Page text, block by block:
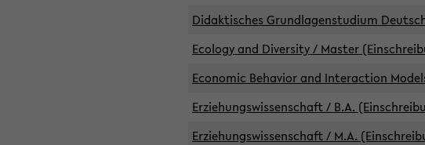
Didaktisches Grundlagenstudium
Ecology and Diversity / Master
Economic Behavior and Interaction
Erziehungswissenschaft / B.A.
Erziehungswissenschaft / M.A.